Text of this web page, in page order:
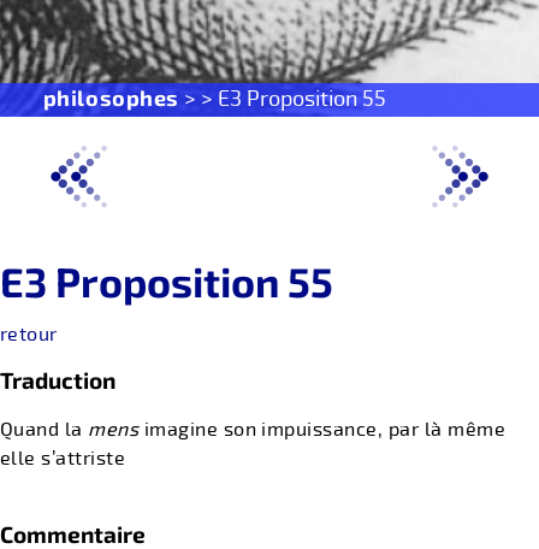
philosophes > > E3 Proposition 55
E3 Proposition 55
retour
Traduction
Quand la mensimagine son impuissance, par là même
elle s’attriste
Commentaire